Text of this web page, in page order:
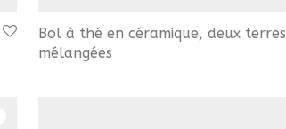
Bol à thé en céramique, deux terres
mélangées